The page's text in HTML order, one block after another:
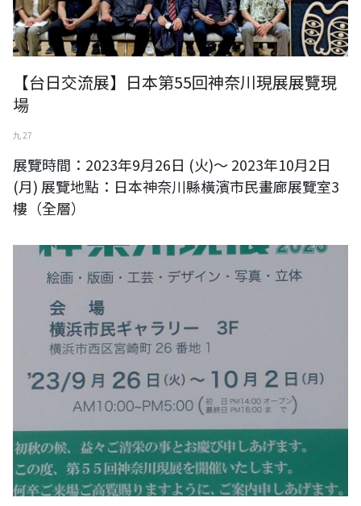
【台日交流展】日本第55回神奈川現展展覽現
場
九 27
展覽時間：2023年9月26日 (火)～ 2023年10月2日
(月) 展覽地點：日本神奈川縣橫濱市民畫廊展覽室3
樓（全層）